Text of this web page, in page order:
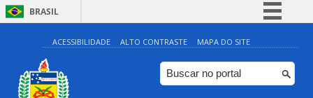
BRASIL
Simplifique!
Comunica BR
Participe
ACESSIBILIDADE ALTO CONTRASTE MAPA DO SITE